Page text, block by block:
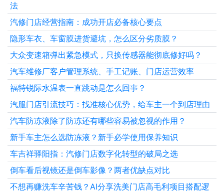
法
汽修门店经营指南：成功开店必备核心要点
隐形车衣、车窗膜进货避坑，怎么区分劣质膜？
大众变速箱弹出紧急模式，只换传感器能彻底修好吗？
汽车维修厂客户管理系统、手工记账、门店运营效率
福特锐际水温表一直跳动是怎么回事？
汽服门店引流技巧：找准核心优势，给车主一个到店理由
汽车防冻液除了防冻还有哪些容易被忽视的作用？
新手车主怎么选防冻液？新手必学使用保养知识
车吉祥驿阳指：汽修门店数字化转型的破局之选
倒车看后视镜还是倒车影像？两者优缺点对比
不想再赚洗车辛苦钱？AI分享洗美门店高毛利项目搭配逻